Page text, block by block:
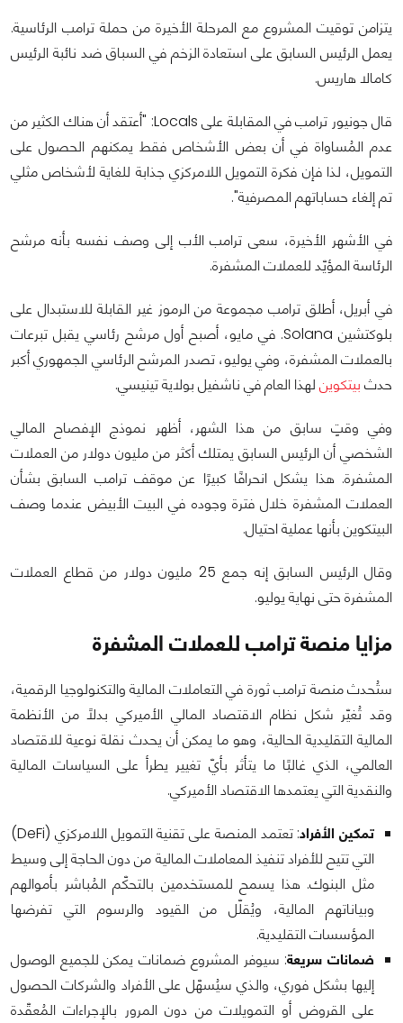
يتزامن توقيت المشروع مع المرحلة الأخيرة من حملة ترامب الرئاسية.
يعمل الرئيس السابق على استعادة الزخم في السباق ضد نائبة الرئيس
كامالا هاريس.
قال جونيور ترامب في المقابلة على Locals: "أعتقد أن هناك الكثير من
عدم المُساواة في أن بعض الأشخاص فقط يمكنهم الحصول على
التمويل، لذا فإن فكرة التمويل اللامركزي جذابة للغاية لأشخاص مثلي
تم إلغاء حساباتهم المصرفية".
في الأشهر الأخيرة، سعى ترامب الأب إلى وصف نفسه بأنه مرشح
الرئاسة المؤيّد للعملات المشفرة.
في أبريل، أطلق ترامب مجموعة من الرموز غير القابلة للاستبدال على
بلوكتشين Solana. في مايو، أصبح أول مرشح رئاسي يقبل تبرعات
بالعملات المشفرة، وفي يوليو، تصدر المرشح الرئاسي الجمهوري أكبر
حدث بيتكوين لهذا العام في ناشفيل بولاية تينيسي.
وفي وقتٍ سابق من هذا الشهر، أظهر نموذج الإفصاح المالي
الشخصي أن الرئيس السابق يمتلك أكثر من مليون دولار من العملات
المشفرة. هذا يشكل انحرافًا كبيرًا عن موقف ترامب السابق بشأن
العملات المشفرة خلال فترة وجوده في البيت الأبيض عندما وصف
البيتكوين بأنها عملية احتيال.
وقال الرئيس السابق إنه جمع 25 مليون دولار من قطاع العملات
المشفرة حتى نهاية يوليو.
مزايا منصة ترامب للعملات المشفرة
ستُحدث منصة ترامب ثورة في التعاملات المالية والتكنولوجيا الرقمية،
وقد تُغيّر شكل نظام الاقتصاد المالي الأميركي بدلاً من الأنظمة
المالية التقليدية الحالية، وهو ما يمكن أن يحدث نقلة نوعية للاقتصاد
العالمي، الذي غالبًا ما يتأثر بأيّ تغيير يطرأ على السياسات المالية
والنقدية التي يعتمدها الاقتصاد الأميركي.
تمكين الأفراد
: تعتمد المنصة على تقنية التمويل اللامركزي (DeFi)
التي تتيح للأفراد تنفيذ المعاملات المالية من دون الحاجة إلى وسيط
مثل البنوك. هذا يسمح للمستخدمين بالتحكّم المُباشر بأموالهم
وبياناتهم المالية، ويُقلّل من القيود والرسوم التي تفرضها
المؤسسات التقليدية.
ضمانات سريعة: سيوفر المشروع ضمانات يمكن للجميع الوصول
إليها بشكل فوري، والذي سيُسهّل على الأفراد والشركات الحصول
على القروض أو التمويلات من دون المرور بالإجراءات المُعقّدة